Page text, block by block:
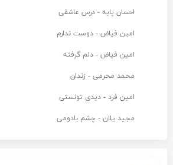
احسان پایه - درس عاشقی
امین فیاض - دوست ندارم
امین فیاض - دلم گرفته
محمد محرمی - زندان
امین فرد - دیدی تونستی
مجید یلان - چشم بادومی